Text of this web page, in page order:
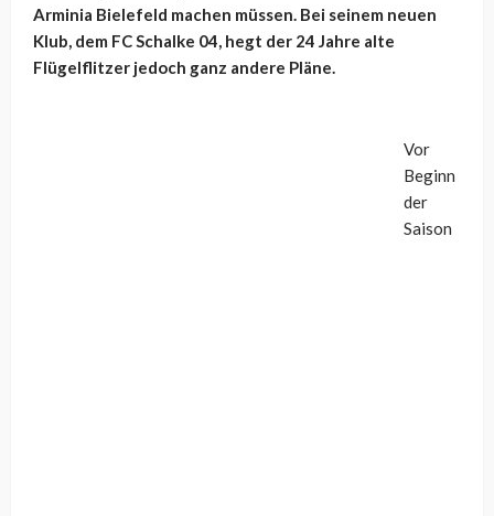
Arminia Bielefeld machen müssen. Bei seinem neuen
Klub, dem FC Schalke 04, hegt der 24 Jahre alte
Flügelflitzer jedoch ganz andere Pläne.
Vor
Beginn
der
Saison